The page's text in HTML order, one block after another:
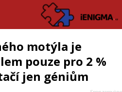
motýla je
pouze pro 2 %
jen géniům